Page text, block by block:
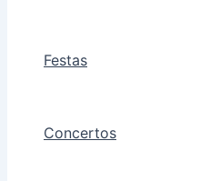
Festas
Concertos